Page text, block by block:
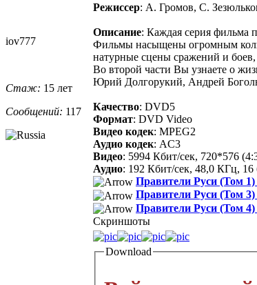
iov777
Стаж: 15 лет
Сообщений: 117
Режиссер: А. Громов, С.
Описание: Каждая серия фильма
Фильмы насыщены огромным
натурные сцены сражений и
Во второй части Вы узнаете о
Юрий Долгорукий, Андрей
Качество: DVD5
Формат: DVD Video
Видео кодек: MPEG2
Аудио кодек: AC3
Видео: 5994 Кбит/сек, 720*576
Аудио: 192 Кбит/сек, 48,0 КГц,
Правители Руси (Том
Правители Руси (Том
Правители Руси (Том
Скриншоты
Download